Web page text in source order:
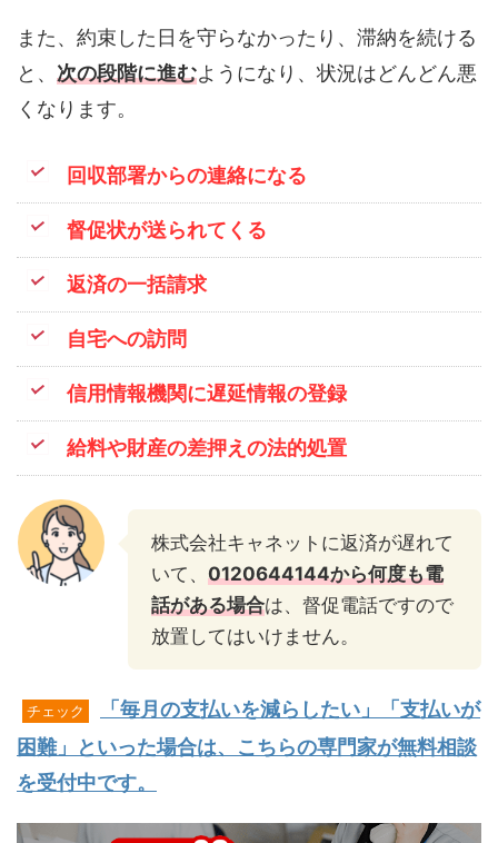
また、約束した日を守らなかったり、滞納を続ける
と、 次の段階に進むようになり、状況はどんどん悪
くなります。
回収部署からの連絡になる
督促状が送られてくる
返済の一括請求
自宅への訪問
信用情報機関に遅延情報の登録
給料や財産の差押えの法的処置
株式会社キャネットに返済が遅れて
いて、 0120644144から何度も電
話がある場合は、督促電話ですので
放置してはいけません。
チェック
「毎月の支払いを減らしたい」「支払いが
困難」といった場合は、こちらの専門家が無料相談
を受付中です。